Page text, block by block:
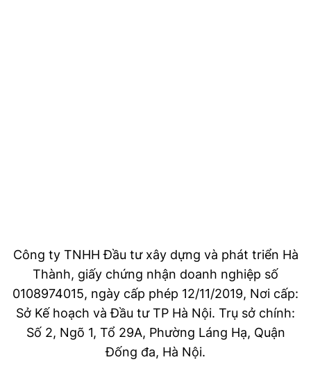
Công ty TNHH Đầu tư xây dựng và phát triển Hà
Thành, giấy chứng nhận doanh nghiệp số
0108974015, ngày cấp phép 12/11/2019, Nơi cấp:
Sở Kế hoạch và Đầu tư TP Hà Nội. Trụ sở chính:
Số 2, Ngõ 1, Tổ 29A, Phường Láng Hạ, Quận
Đống đa, Hà Nội.